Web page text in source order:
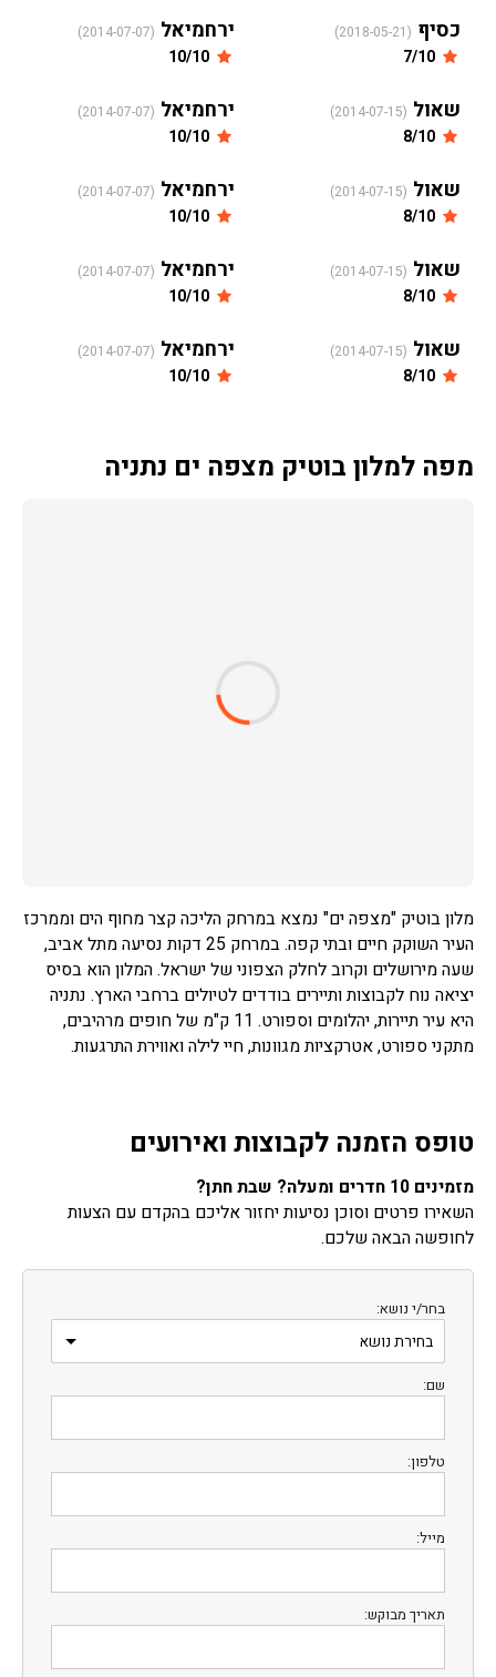
כסיף (2018-05-21) ירחמיאל (2014-07-07)
שאול (2014-07-15) ירחמיאל (2014-07-07)
שאול (2014-07-15) ירחמיאל (2014-07-07)
שאול (2014-07-15) ירחמיאל (2014-07-07)
שאול (2014-07-15) ירחמיאל (2014-07-07)
מפה למלון בוטיק מצפה ים נתניה
מלון בוטיק "מצפה ים" נמצא במרחק הליכה קצר מחוף הים וממרכז
העיר השוקק חיים ובתי קפה. במרחק 25 דקות נסיעה מתל אביב,
שעה מירושלים וקרוב לחלק הצפוני של ישראל. המלון הוא בסיס
יציאה נוח לקבוצות ותיירים בודדים לטיולים ברחבי הארץ. נתניה
היא עיר תיירות, יהלומים וספורט. 11 ק"מ של חופים מרהיבים,
מתקני ספורט, אטרקציות מגוונות, חיי לילה ואווירת התרגעות.
טופס הזמנה לקבוצות ואירועים
מזמינים 10 חדרים ומעלה? שבת חתן?
השאירו פרטים וסוכן נסיעות יחזור אליכם בהקדם עם הצעות
לחופשה הבאה שלכם.
בחר/י נושא:
שם:
טלפון:
מייל:
תאריך מבוקש: